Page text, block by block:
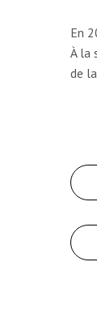
En
À la
de